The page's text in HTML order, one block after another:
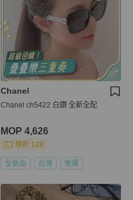
Chanel
Chanel ch5422 白鑽 全新全配
MOP 4,626
現折 128
全新品 台灣 免運